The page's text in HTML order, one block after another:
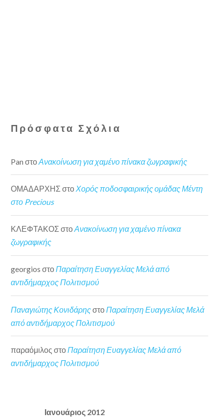
Πρόσφατα Σχόλια
Pan στοΑνακοίνωση για χαμένο πίνακα ζωγραφικής
ΟΜΑΔΑΡΧΗΣ στοΧορός ποδοσφαιρικής ομάδας Μέντη
στο Precious
ΚΛΕΦΤΑΚΟΣ στοΑνακοίνωση για χαμένο πίνακα
ζωγραφικής
georgios στοΠαραίτηση Ευαγγελίας Μελά από
αντιδήμαρχος Πολιτισμού
Παναγιώτης Κονιδάρηςστο Παραίτηση Ευαγγελίας Μελά
από αντιδήμαρχος Πολιτισμού
παραόμιλος στο Παραίτηση Ευαγγελίας Μελά από
αντιδήμαρχος Πολιτισμού
Ιανουάριος 2012